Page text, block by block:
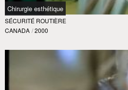
Chirurgie esthétique
SÉCURITÉ ROUTIÈRE
CANADA / 2000